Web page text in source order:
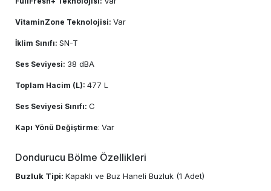
VitaminZone Teknolojisi: Var
İklim Sınıfı: SN-T
Ses Seviyesi: 38 dBA
Toplam Hacim (L): 477 L
Ses Seviyesi Sınıfı: C
Kapı Yönü Değiştirme: Var
Dondurucu Bölme Özellikleri
Buzluk Tipi: Kapaklı ve Buz Haneli Buzluk (1 Adet)